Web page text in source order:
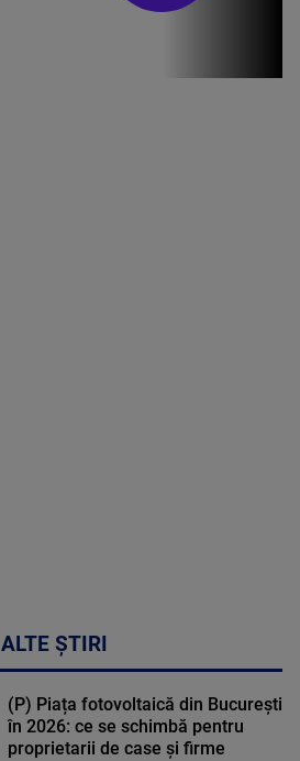
ALTE ȘTIRI
(P) Piața fotovoltaică din București
în 2026: ce se schimbă pentru
proprietarii de case și firme